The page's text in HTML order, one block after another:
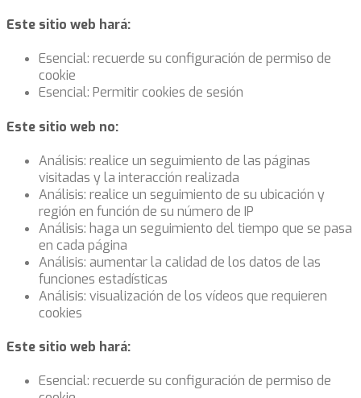
Este sitio web hará:
Esencial: recuerde su configuración de permiso de
cookie
Esencial: Permitir cookies de sesión
Este sitio web no:
Análisis: realice un seguimiento de las páginas
visitadas y la interacción realizada
Análisis: realice un seguimiento de su ubicación y
región en función de su número de IP
Análisis: haga un seguimiento del tiempo que se pasa
en cada página
Análisis: aumentar la calidad de los datos de las
funciones estadísticas
Análisis: visualización de los vídeos que requieren
cookies
Este sitio web hará:
Esencial: recuerde su configuración de permiso de